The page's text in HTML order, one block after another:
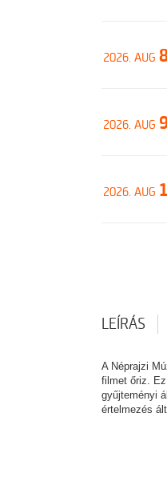
2026. AUG
2026. AUG
2026. AUG
LEÍRÁS
A Néprajzi
filmet őriz.
gyűjteményi
értelmezés